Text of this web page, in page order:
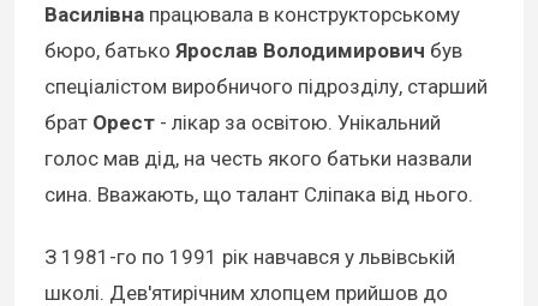
Василівна працювала в конструкторському
бюро, батько Ярослав Володимирович був
спеціалістом виробничого підрозділу, старший
брат Орест - лікар за освітою. Унікальний
голос мав дід, на честь якого батьки назвали
сина. Вважають, що талант Сліпака від нього.
З 1981-го по 1991 рік навчався у львівській
школі. Дев'ятирічним хлопцем прийшов до